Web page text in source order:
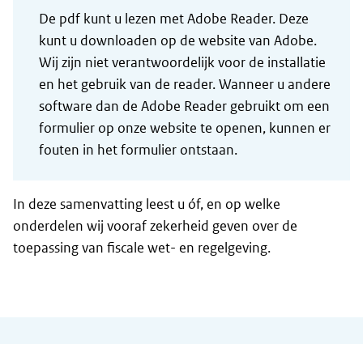
De pdf kunt u lezen met Adobe Reader. Deze
kunt u downloaden op de website van Adobe.
Wij zijn niet verantwoordelijk voor de installatie
en het gebruik van de reader. Wanneer u andere
software dan de Adobe Reader gebruikt om een
formulier op onze website te openen, kunnen er
fouten in het formulier ontstaan.
In deze samenvatting leest u óf, en op welke
onderdelen wij vooraf zekerheid geven over de
toepassing van fiscale wet- en regelgeving.